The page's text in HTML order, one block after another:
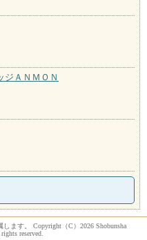
ジＡＮＭＯＮ
ます。 Copyright（C）2026 Shobunsha
reserved.